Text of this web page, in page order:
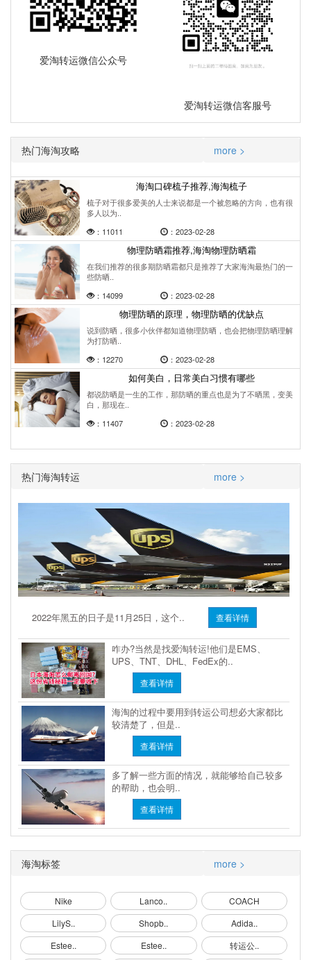
爱淘转运微信公众号
爱淘转运微信客服号
热门海淘攻略 more >
海淘口碑梳子推荐,海淘梳子
梳子对于很多爱美的人士来说都是一个被忽略的方向，也有很
多人以为..
：11011
：2023-02-28
物理防晒霜推荐,海淘物理防晒霜
在我们推荐的很多期防晒霜都只是推荐了大家海淘最热门的一
些防晒..
：14099
：2023-02-28
物理防晒的原理，物理防晒的优缺点
说到防晒，很多小伙伴都知道物理防晒，也会把物理防晒理解
为打防晒..
：12270
：2023-02-28
如何美白，日常美白习惯有哪些
都说防晒是一生的工作，那防晒的重点也是为了不晒黑，变美
白，那现在..
：11407
：2023-02-28
热门海淘转运 more >
2022年黑五的日子是11月25日，这个.. 查看详情
咋办?当然是找爱淘转运!他们是EMS、
UPS、TNT、DHL、FedEx的..
查看详情
海淘的过程中要用到转运公司想必大家都比
较清楚了，但是..
查看详情
多了解一些方面的情况，就能够给自己较多
的帮助，也会明..
查看详情
海淘标签 more >
Nike Lanco..
COACH
LilyS..
Shopb..
Adida..
Estee..
Estee.. 转运公..